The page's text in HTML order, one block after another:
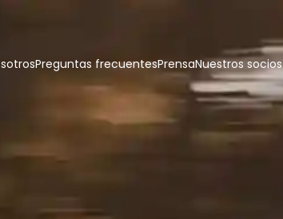
Preguntas frecuentesPrensaNuestros socios